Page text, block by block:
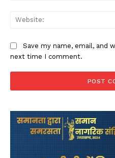
Save my name, email, and
next time I comment.